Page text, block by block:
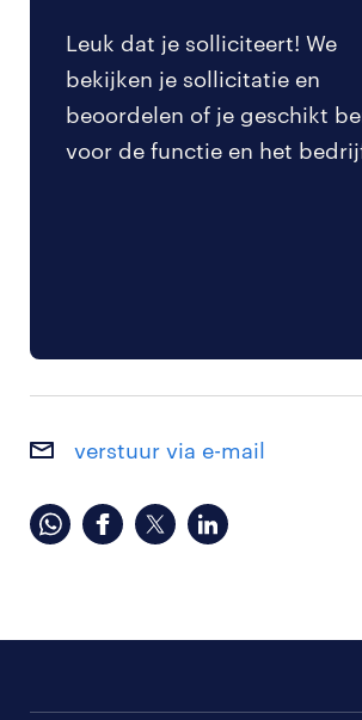
Leuk dat je solliciteert! We
bekijken je sollicitatie en
beoordelen of je geschikt
voor de functie en het
verstuur via e-mail